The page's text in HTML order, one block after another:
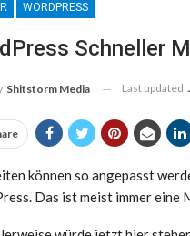
WORDPRESS
Schneller
Shitstorm Media Last updated
können so angepasst
Das ist meist immer eine